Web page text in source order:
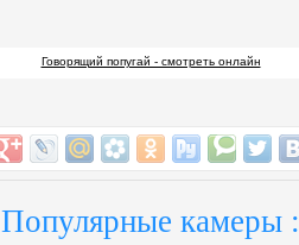
Говорящий попугай - смотреть онлайн
Популярные камеры :